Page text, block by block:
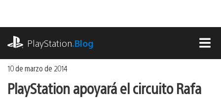
contenido
PlayStation.Blog
10 de marzo de 2014
PlayStation apoyará el circuito Rafa